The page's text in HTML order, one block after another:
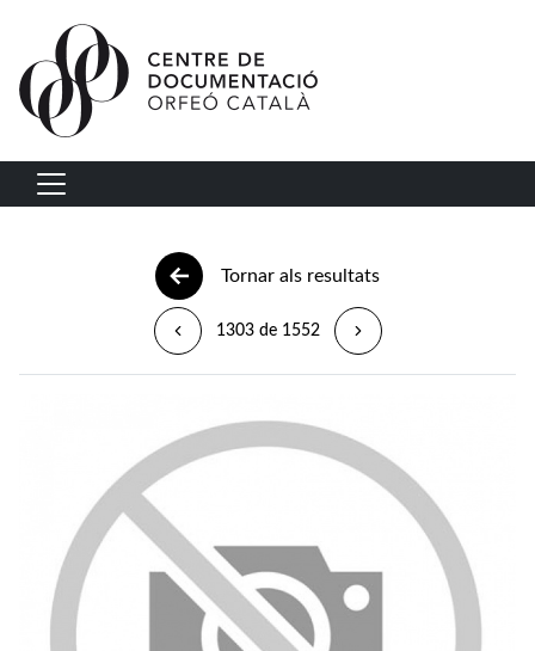
Vés al contingut
Navegació principal
Tornar als resultats
1303 de 1552